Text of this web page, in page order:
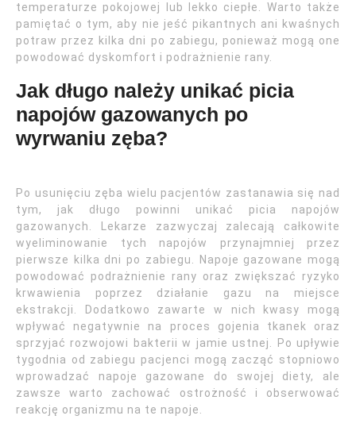
temperaturze pokojowej lub lekko ciepłe. Warto także
pamiętać o tym, aby nie jeść pikantnych ani kwaśnych
potraw przez kilka dni po zabiegu, ponieważ mogą one
powodować dyskomfort i podrażnienie rany.
Jak długo należy unikać picia
napojów gazowanych po
wyrwaniu zęba?
Po usunięciu zęba wielu pacjentów zastanawia się nad
tym, jak długo powinni unikać picia napojów
gazowanych. Lekarze zazwyczaj zalecają całkowite
wyeliminowanie tych napojów przynajmniej przez
pierwsze kilka dni po zabiegu. Napoje gazowane mogą
powodować podrażnienie rany oraz zwiększać ryzyko
krwawienia poprzez działanie gazu na miejsce
ekstrakcji. Dodatkowo zawarte w nich kwasy mogą
wpływać negatywnie na proces gojenia tkanek oraz
sprzyjać rozwojowi bakterii w jamie ustnej. Po upływie
tygodnia od zabiegu pacjenci mogą zacząć stopniowo
wprowadzać napoje gazowane do swojej diety, ale
zawsze warto zachować ostrożność i obserwować
reakcję organizmu na te napoje.